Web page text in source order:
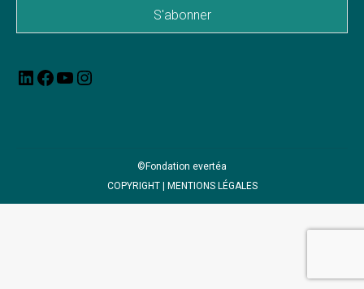
LinkedInFacebook
YouTube
©Fondation evertéa
COPYRIGHT | MENTIONS LÉGALES